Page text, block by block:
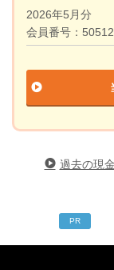
2026年5月分
会員番号：
過去の現
PR